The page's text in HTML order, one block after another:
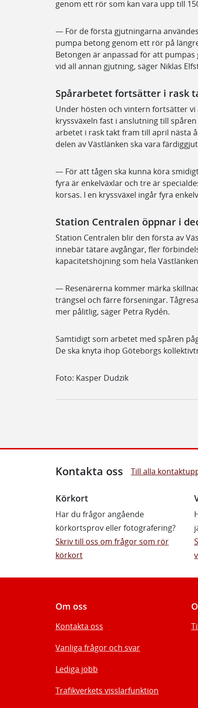
genom ett rör som kan vara upp till
— För de första gjutningarna
pumpa betong genom ett rör på
Betongen är anpassad för att
vid all annan gjutning, säger Niklas
Spårarbetet fortsätter i rask
Under hösten och vintern fortsätter
kryssväxeln fast i anslutning till
arbetet i rask takt fram till april nästa
delen av Västlänken ska vara
— För att tågen ska kunna köra
fyra är enkelväxlar och tre är
korsas. I en kryssväxel ingår fyra
Station Centralen öppnar i
Station Centralen blir den första av
innebär tätare avgångar, fler
kapacitetshöjning som hela
— Resenärerna kommer märka
trängsel och färre förseningar.
mer pålitlig, säger Petra Rydén.
Samtidigt som arbetet med spåren
De ska knyta ihop Göteborgs
Foto: Kasper Dudzik
Kontakta oss Till alla
Körkort
Har du frågor angående
körkortsprov eller fotografering?
Skriv till oss om frågor som rör
körkort
Om oss
Kontakta oss
Vanliga frågor och svar
Lediga jobb
Trafikverkets visslarfunktion